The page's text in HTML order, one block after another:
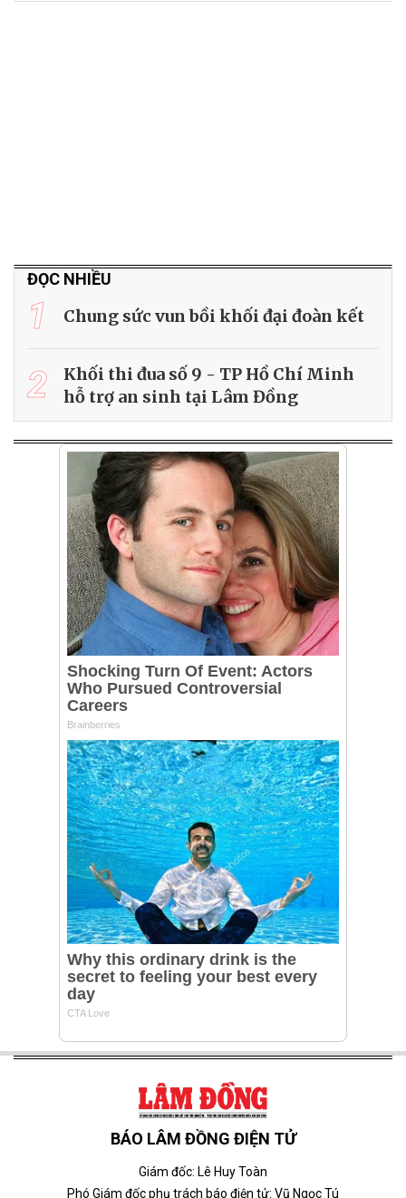
ĐỌC NHIỀU
1 Chung sức vun bồi khối đại đoàn kết
2
Khối thi đua số 9 - TP Hồ Chí Minh
hỗ trợ an sinh tại Lâm Đồng
BÁO LÂM ĐỒNG ĐIỆN TỬ
Giám đốc: Lê Huy Toàn
Phó Giám đốc phụ trách báo điện tử: Vũ Ngọc Tú